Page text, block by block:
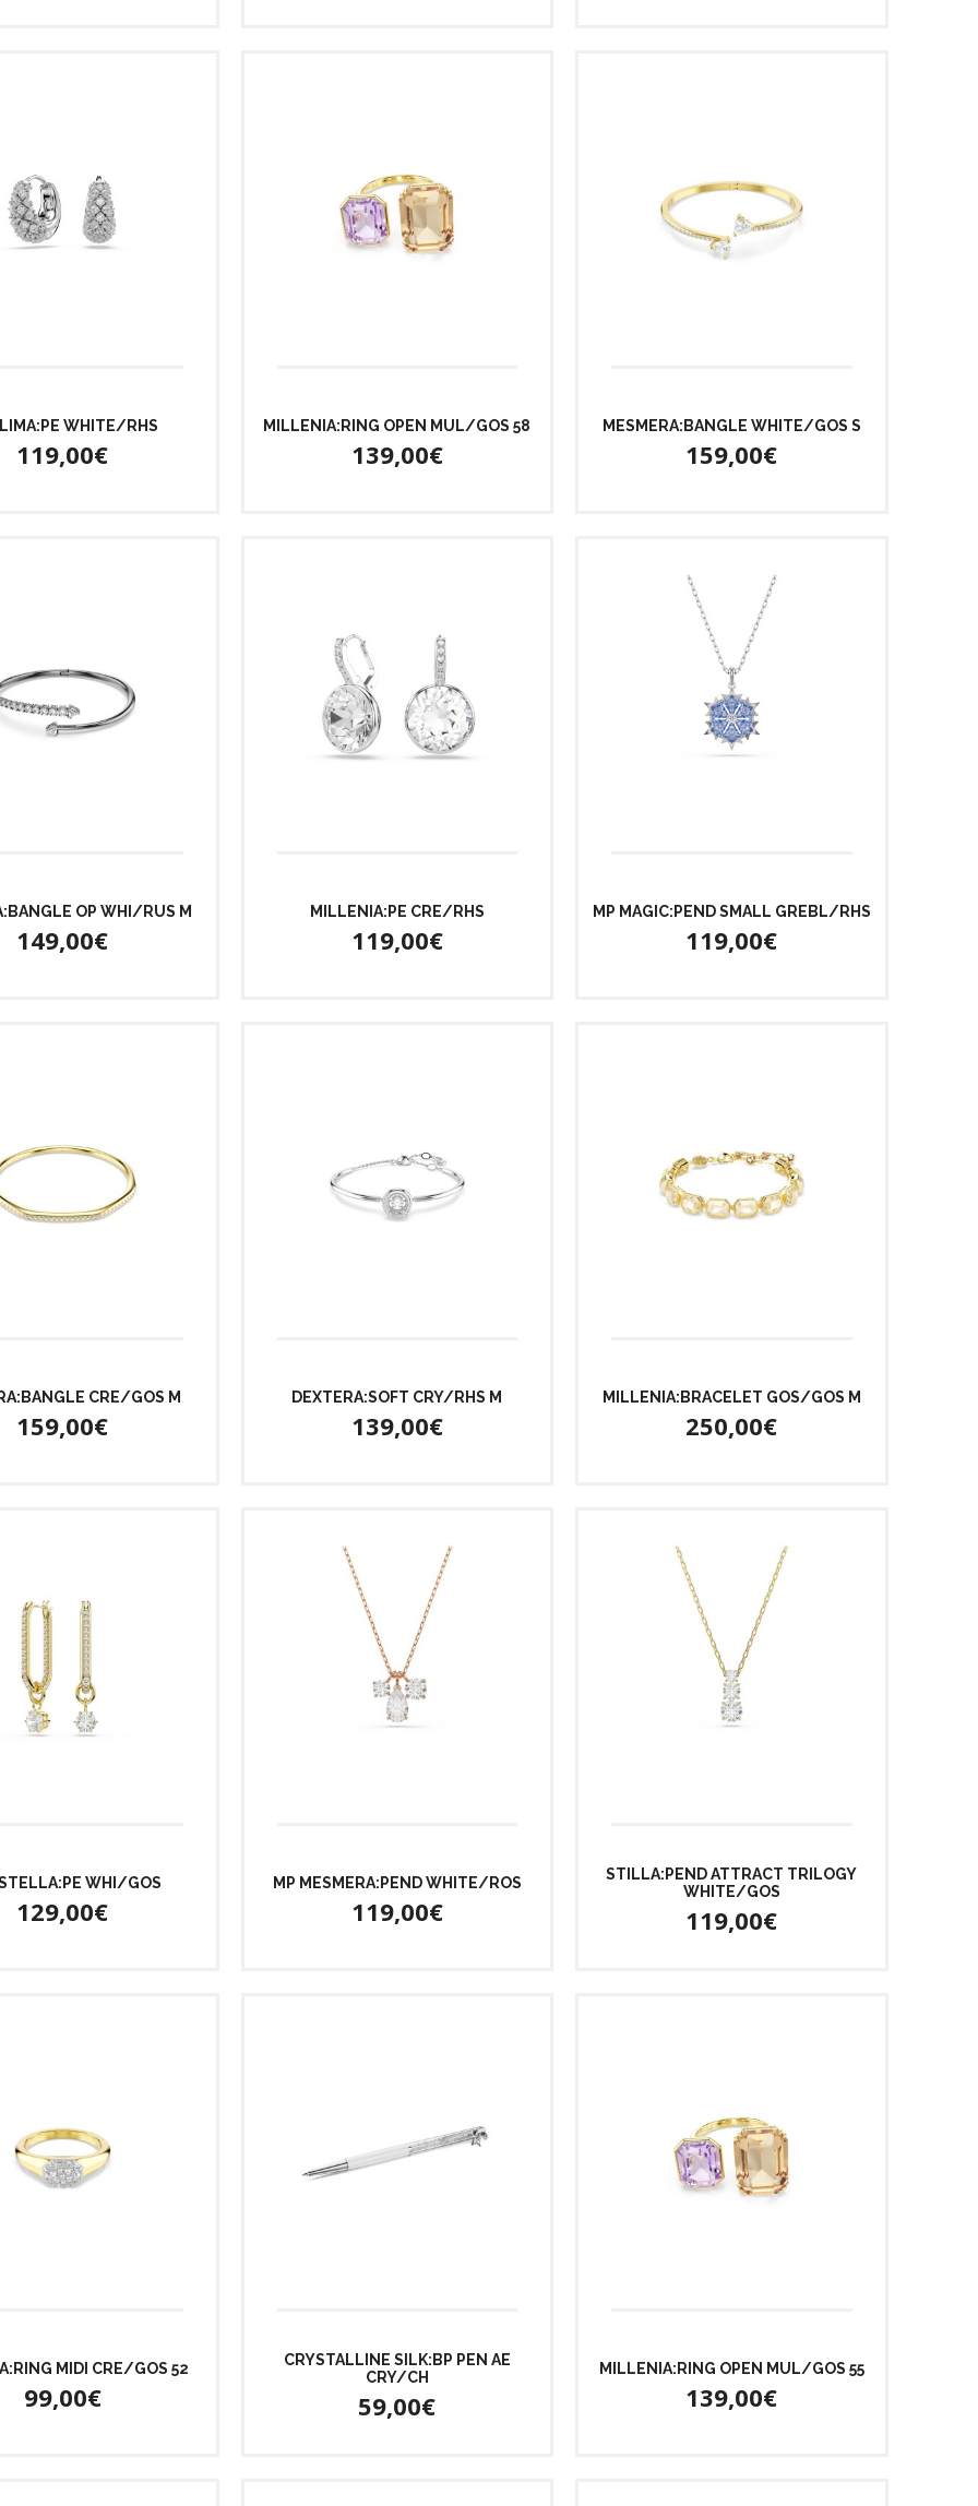
WHITE/RHS
119,00€
MILLENIA:RING OPEN MUL/GOS 58
139,00€
MESMERA:BANGLE WHITE/GOS S
159,00€
OP WHI/RUS M
149,00€
MILLENIA:PE CRE/RHS
119,00€
MP MAGIC:PEND SMALL GREBL/RHS
119,00€
CRE/GOS M
159,00€
DEXTERA:SOFT CRY/RHS M
139,00€
MILLENIA:BRACELET GOS/GOS M
250,00€
WHI/GOS
129,00€
MP MESMERA:PEND WHITE/ROS
119,00€
STILLA:PEND ATTRACT TRILOGY
WHITE/GOS
119,00€
MIDI CRE/GOS 52
99,00€
CRYSTALLINE SILK:BP PEN AE
CRY/CH
59,00€
MILLENIA:RING OPEN MUL/GOS 55
139,00€